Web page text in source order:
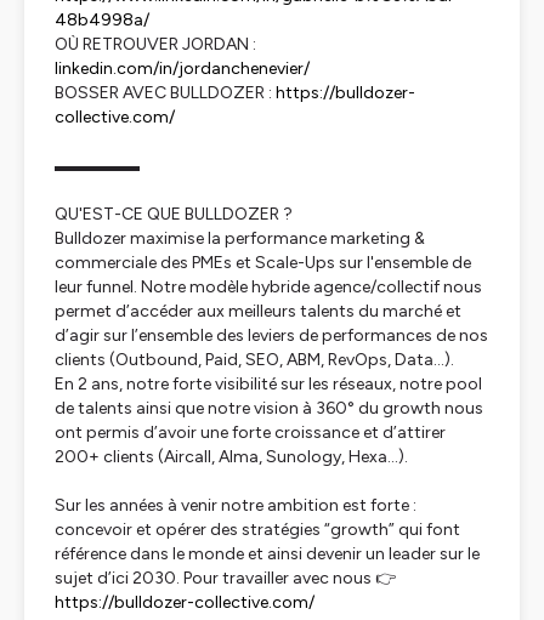
48b4998a/
OÙ RETROUVER JORDAN :
linkedin.com/in/jordanchenevier/
BOSSER AVEC BULLDOZER : https://bulldozer-
collective.com/
▬▬▬▬▬
QU'EST-CE QUE BULLDOZER ?
Bulldozer maximise la performance marketing &
commerciale des PMEs et Scale-Ups sur l'ensemble de
leur funnel. Notre modèle hybride agence/collectif nous
permet d’accéder aux meilleurs talents du marché et
d’agir sur l’ensemble des leviers de performances de nos
clients (Outbound, Paid, SEO, ABM, RevOps, Data…).
En 2 ans, notre forte visibilité sur les réseaux, notre pool
de talents ainsi que notre vision à 360° du growth nous
ont permis d’avoir une forte croissance et d’attirer
200+ clients (Aircall, Alma, Sunology, Hexa…).
Sur les années à venir notre ambition est forte :
concevoir et opérer des stratégies “growth” qui font
référence dans le monde et ainsi devenir un leader sur le
sujet d’ici 2030. Pour travailler avec nous 👉
https://bulldozer-collective.com/